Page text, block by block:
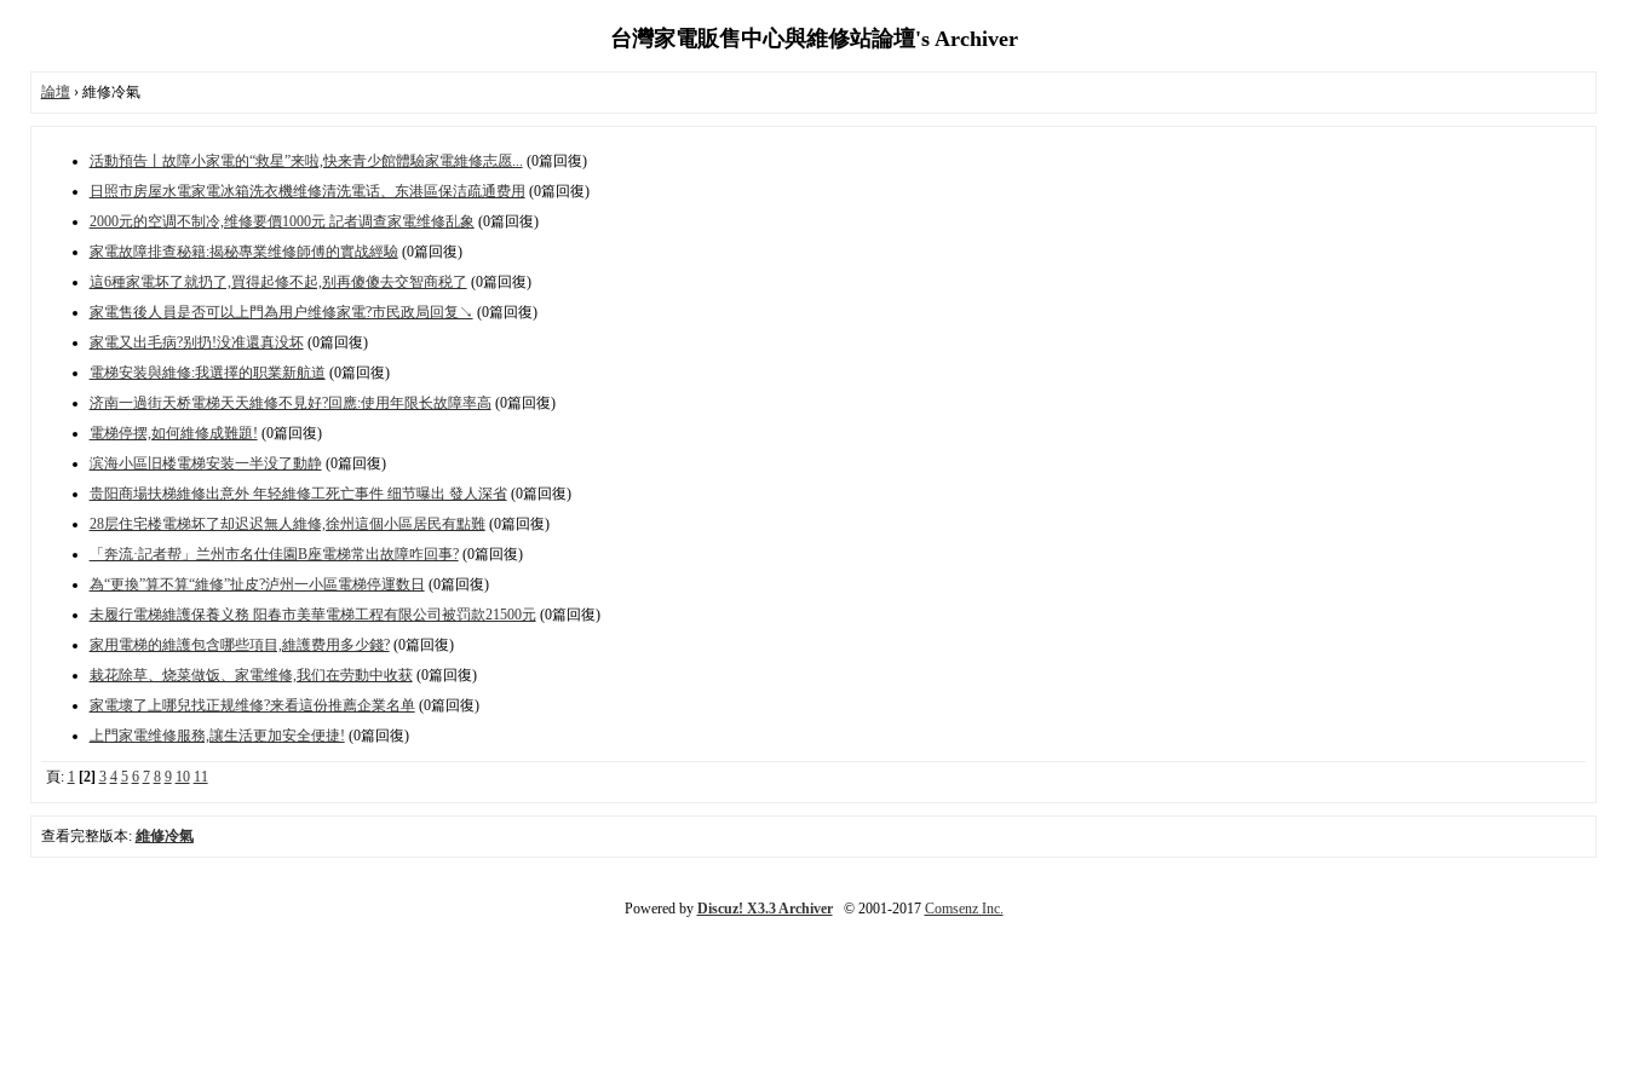
台灣家電販售中心與維修站論壇's Archiver
論壇› 維修冷氣
活動預告丨故障小家電的“救星”来啦,快来青少館體驗家電維修志愿... (0篇回復)
日照市房屋水電家電冰箱洗衣機维修清洗電话、东港區保洁疏通费用 (0篇回復)
2000元的空调不制冷,维修要價1000元 記者调查家電维修乱象 (0篇回復)
家電故障排查秘籍:揭秘專業维修師傅的實战經驗(0篇回復)
這6種家電坏了就扔了,買得起修不起,别再傻傻去交智商税了 (0篇回復)
家電售後人員是否可以上門為用户维修家電?市民政局回复↘ (0篇回復)
家電又出毛病?别扔!没准還真没坏(0篇回復)
電梯安装與維修:我選擇的职業新航道 (0篇回復)
济南一過街天桥電梯天天維修不見好?回應:使用年限长故障率高(0篇回復)
電梯停摆,如何維修成難題! (0篇回復)
滨海小區旧楼電梯安装一半没了動静(0篇回復)
贵阳商場扶梯維修出意外 年轻維修工死亡事件 细节曝出 發人深省(0篇回復)
28层住宅楼電梯坏了却迟迟無人維修,徐州這個小區居民有點難(0篇回復)
「奔流·記者帮」兰州市名仕佳園B座電梯常出故障咋回事?(0篇回復)
為“更換”算不算“維修”扯皮?泸州一小區電梯停運数日 (0篇回復)
未履行電梯維護保養义務 阳春市美華電梯工程有限公司被罚款21500元(0篇回復)
家用電梯的維護包含哪些項目,維護费用多少錢?(0篇回復)
栽花除草、烧菜做饭、家電维修,我们在劳動中收获(0篇回復)
家電壞了上哪兒找正规维修?来看這份推薦企業名单(0篇回復)
上門家電维修服務,讓生活更加安全便捷! (0篇回復)
頁: 1 [2] 3 4 5 6 7 8 9 10 11
查看完整版本: 維修冷氣
Powered by Discuz! X3.3 Archiver© 2001-2017 Comsenz Inc.